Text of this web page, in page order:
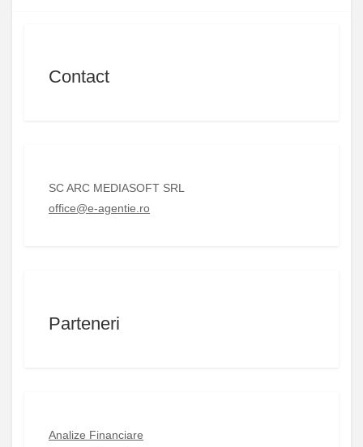
Contact
SC ARC MEDIASOFT SRL
office@e-agentie.ro
Parteneri
Analize Financiare